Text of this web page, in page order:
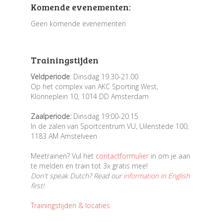
Komende evenementen:
Geen komende evenementen
Trainingstijden
Veldperiode: Dinsdag 19.30-21.00
Op het complex van AKC Sporting West,
Klönneplein 10, 1014 DD Amsterdam
Zaalperiode:Dinsdag 19:00-20.15
In de zalen van Sportcentrum VU, Uilenstede 100,
1183 AM Amstelveen
Meetrainen? Vul het contactformulierin om je aan
te melden en train tot 3x gratis mee!
Don't speak Dutch? Read ourinformation in English
first!
Trainingstijden & locaties